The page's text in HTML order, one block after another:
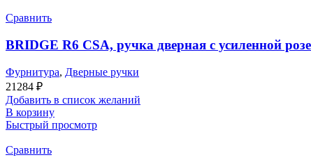
Сравнить
BRIDGE R6 CSA, ручка дверная с усиленной
Фурнитура, Дверные ручки
21284 ₽
Добавить в список желаний
В корзину
Быстрый просмотр
Сравнить